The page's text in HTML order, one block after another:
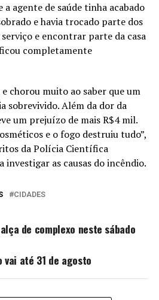
a agente de saúde tinha acabado
e havia trocado parte dos
serviço e encontrar parte da casa
completamente
chorou muito ao saber que um
sobrevivido. Além da dor da
um prejuízo de mais R$4 mil.
e o fogo destruiu tudo”,
da Polícia Científica
investigar as causas do incêndio.
CIDADES
de complexo neste sábado
vai até 31 de agosto